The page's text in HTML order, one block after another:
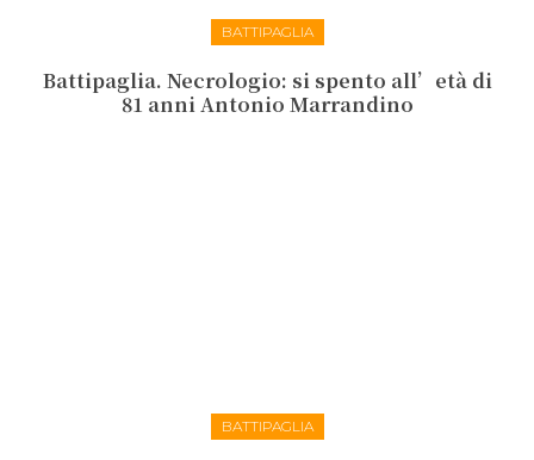
BATTIPAGLIA
Battipaglia. Necrologio: si spento all’età di
81 anni Antonio Marrandino
BATTIPAGLIA